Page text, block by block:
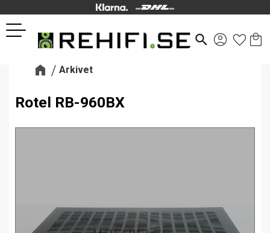
Meny
search
Arkivet
Rotel RB-960BX